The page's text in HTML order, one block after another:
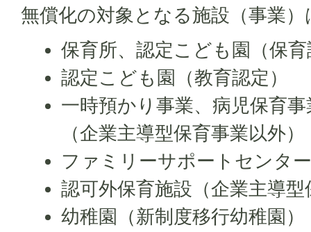
無償化の対象となる施設（事業
保育所、認定こども園（保
認定こども園（教育認定）
一時預かり事業、病児保育
（企業主導型保育事業以外）
ファミリーサポートセンタ
認可外保育施設（企業主導型
幼稚園（新制度移行幼稚園）